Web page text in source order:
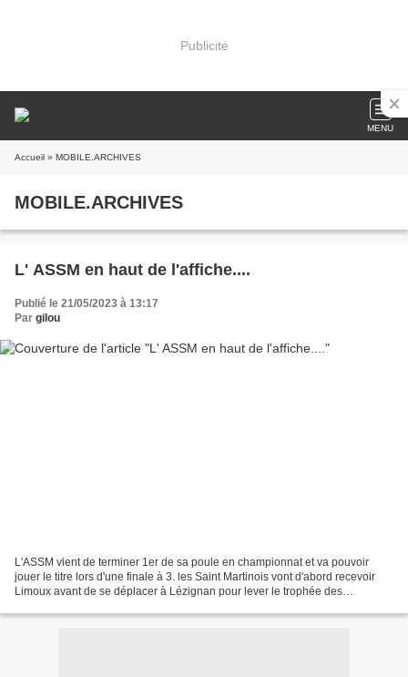
Publicité
MENU
Accueil » MOBILE.ARCHIVES
MOBILE.ARCHIVES
L' ASSM en haut de l'affiche....
Publié le 21/05/2023 à 13:17
Par gilou
L'ASSM vient de terminer 1er de sa poule en championnat et va pouvoir
jouer le titre lors d'une finale à 3. les Saint Martinois vont d'abord recevoir
Limoux avant de se déplacer à Lézignan pour lever le trophée des